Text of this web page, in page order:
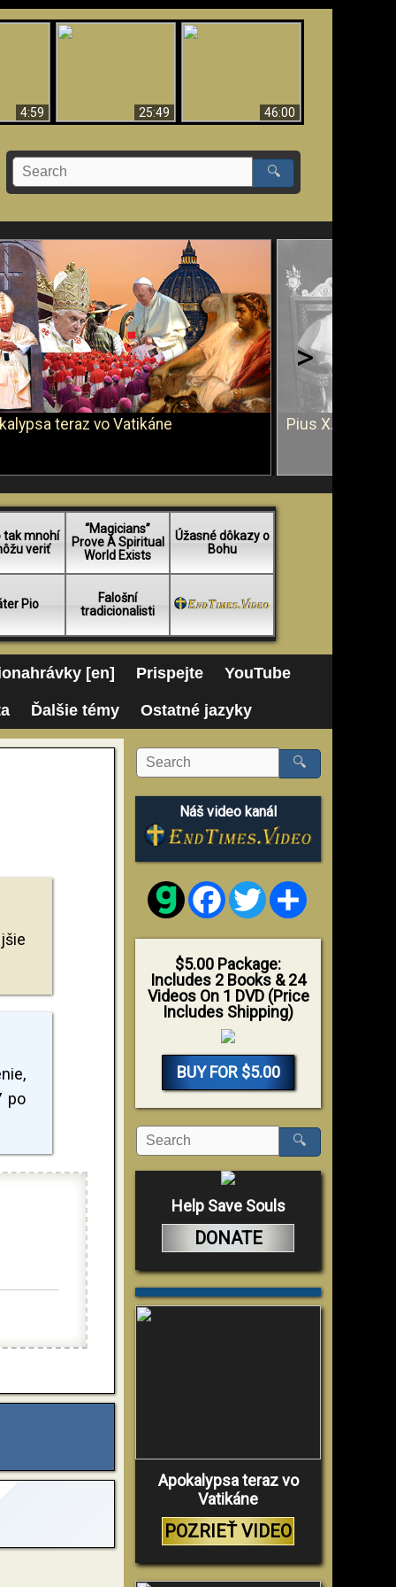
4:59
25:49 46:00
🔍
teraz vo Vatikáne Pius X. vs. Ján
>
tak mnohí
veriť
“Magicians”
Prove A Spiritual
World Exists
Úžasné dôkazy o
Bohu
Pio
Falošní
tradicionalisti
[en] Prispejte YouTube
Ďalšie témy Ostatné jazyky
po
🔍
Náš video kanál
FacebookTwitter
$5.00 Package:
Includes 2 Books & 24
Videos On 1 DVD (Price
Includes Shipping)
BUY FOR $5.00
🔍
Help Save Souls
DONATE
Apokalypsa teraz vo
Vatikáne
POZRIEŤ VIDEO